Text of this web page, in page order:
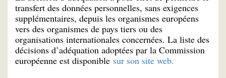
transfert des données personnelles, sans exigences
supplémentaires, depuis les organismes européens
vers des organismes de pays tiers ou des
organisations internationales concernées. La liste des
décisions d’adéquation adoptées par la Commission
européenne est disponible sur son site web.